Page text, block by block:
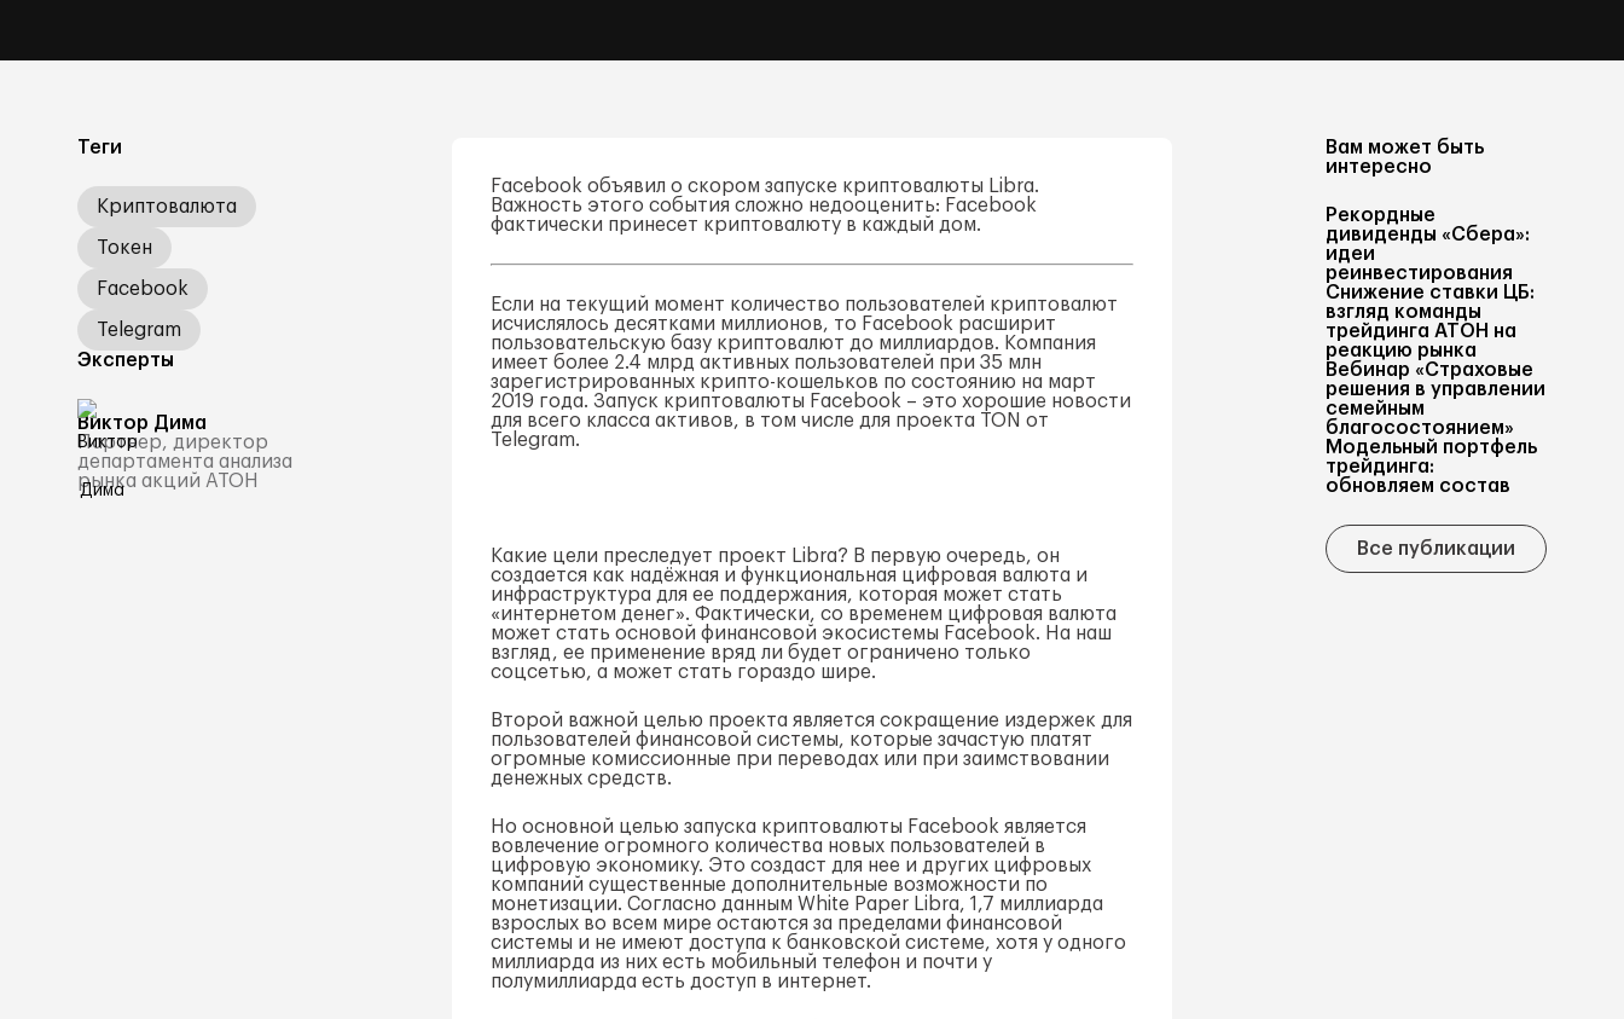
Теги
Криптовалюта
Токен
Facebook
Telegram
Эксперты
Виктор Дима
Партнер, директор
департамента анализа
рынка акций АТОН
Facebook объявил о скором запуске криптовалюты Libra.
Важность этого события сложно недооценить: Facebook
фактически принесет криптовалюту в каждый дом.
Если на текущий момент количество пользователей криптовалют
исчислялось десятками миллионов, то Facebook расширит
пользовательскую базу криптовалют до миллиардов. Компания
имеет более 2.4 млрд активных пользователей при 35 млн
зарегистрированных крипто-кошельков по состоянию на март
2019 года. Запуск криптовалюты Facebook – это хорошие новости
для всего класса активов, в том числе для проекта TON от
Telegram.
Какие цели преследует проект Libra? В первую очередь, он
создается как надёжная и функциональная цифровая валюта и
инфраструктура для ее поддержания, которая может стать
«интернетом денег». Фактически, со временем цифровая валюта
может стать основой финансовой экосистемы Facebook. На наш
взгляд, ее применение вряд ли будет ограничено только
соцсетью, а может стать гораздо шире.
Второй важной целью проекта является сокращение издержек для
пользователей финансовой системы, которые зачастую платят
огромные комиссионные при переводах или при заимствовании
денежных средств.
Но основной целью запуска криптовалюты Facebook является
вовлечение огромного количества новых пользователей в
цифровую экономику. Это создаст для нее и других цифровых
компаний существенные дополнительные возможности по
монетизации. Согласно данным White Paper Libra, 1,7 миллиарда
взрослых во всем мире остаются за пределами финансовой
системы и не имеют доступа к банковской системе, хотя у одного
миллиарда из них есть мобильный телефон и почти у
полумиллиарда есть доступ в интернет.
Вам может быть
интересно
Рекордные
дивиденды «Сбера»:
идеи
реинвестирования
Снижение ставки ЦБ:
взгляд команды
трейдинга АТОН на
реакцию рынка
Вебинар «Страховые
решения в управлении
семейным
благосостоянием»
Модельный портфель
трейдинга:
обновляем состав
Все публикации